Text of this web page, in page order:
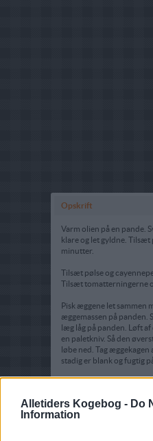
Alletiders Kogebog - Do
Information
Opskrift
Varm olien på en pande.
klare og let gyldne. Tilsæt
minutter.
Tilsæt pølse og
Tilsæt tomatterningerne
Pisk æggene let sammen
æggemassen på panden.
læg låg på panden. Løft
en paletkniv. Så den
løbe ned. Tag æggekagen
stadig er blank og fugtig